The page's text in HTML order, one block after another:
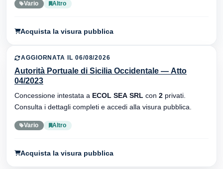
Vario Altro
Acquista la visura pubblica
AGGIORNATA IL 06/08/2026
Autorità Portuale di Sicilia Occidentale — Atto
04/2023
Concessione intestata a ECOL SEA SRL con 2 privati.
Consulta i dettagli completi e accedi alla visura pubblica.
Vario Altro
Acquista la visura pubblica